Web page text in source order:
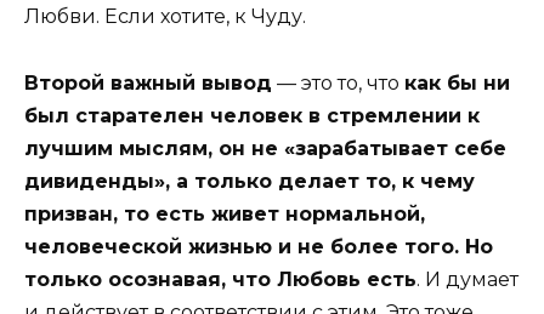
Любви. Если хотите, к Чуду.
Второй важный вывод — это то, что как бы ни
был старателен человек в стремлении к
лучшим мыслям, он не «зарабатывает себе
дивиденды», а только делает то, к чему
призван, то есть живет нормальной,
человеческой жизнью и не более того. Но
только осознавая, что Любовь есть. И думает